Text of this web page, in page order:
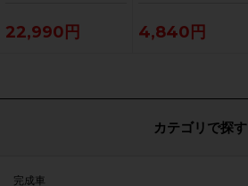
22,990円 4,840円
カテゴリで探す
完成車